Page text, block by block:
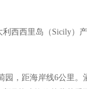
西西里岛（Sicily）
，距海岸线6公里。